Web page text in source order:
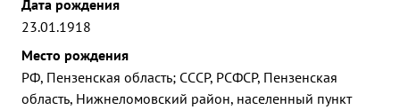
Дата рождения
23.01.1918
Место рождения
РФ, Пензенская область; СССР, РСФСР, Пензенская
область, Нижнеломовский район, населенный пункт